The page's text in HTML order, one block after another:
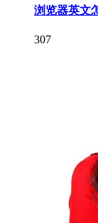
浏览器英文
307